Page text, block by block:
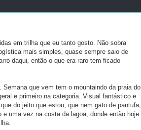
em trilha que eu tanto gosto. Não sobra
mais simples, quase sempre saio de
daqui, então o que era raro tem ficado
que vem tem o mountaindo da praia do
e primeiro na categoria. Visual fantástico e
do jeito que estou, que nem gato de pantufa,
uma vez na costa da lagoa, donde então hoje